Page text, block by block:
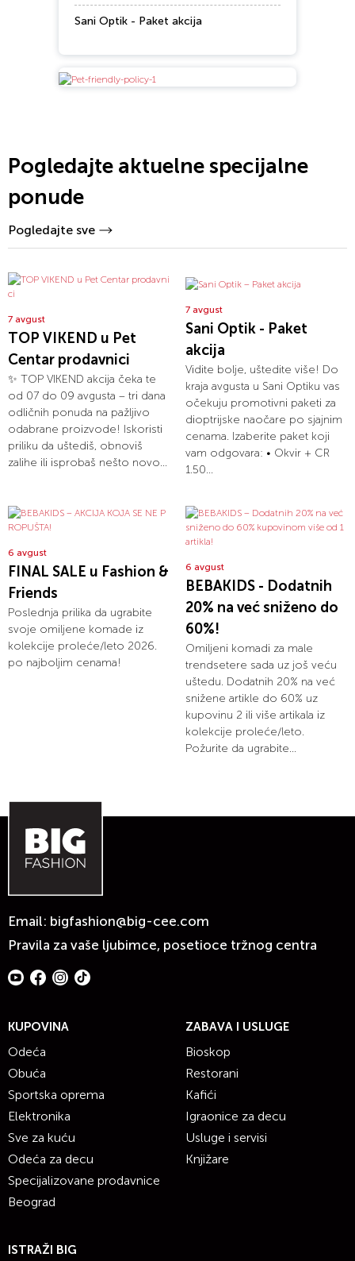
Sani Optik - Paket akcija
Pogledajte aktuelne specijalne
ponude
Pogledajte sve
7 avgust
TOP VIKEND u Pet
Centar prodavnici
✨ TOP VIKEND akcija čeka te
od 07 do 09 avgusta – tri dana
odličnih ponuda na pažljivo
odabrane proizvode! Iskoristi
priliku da uštediš, obnoviš
zalihe ili isprobaš nešto novo...
7 avgust
Sani Optik - Paket
akcija
Vidite bolje, uštedite više! Do
kraja avgusta u Sani Optiku vas
očekuju promotivni paketi za
dioptrijske naočare po sjajnim
cenama. Izaberite paket koji
vam odgovara: • Okvir + CR
1.50...
6 avgust
FINAL SALE u Fashion &
Friends
Poslednja prilika da ugrabite
svoje omiljene komade iz
kolekcije proleće/leto 2026.
po najboljim cenama!
6 avgust
BEBAKIDS - Dodatnih
20% na već sniženo do
60%!
Omiljeni komadi za male
trendsetere sada uz još veću
uštedu. Dodatnih 20% na već
snižene artikle do 60% uz
kupovinu 2 ili više artikala iz
kolekcije proleće/leto.
Požurite da ugrabite...
Email: bigfashion@big-cee.com
Pravila za vaše ljubimce, posetioce tržnog centra
KUPOVINA
Odeća
Obuća
Sportska oprema
Elektronika
Sve za kuću
Odeća za decu
Specijalizovane prodavnice
Beograd
ZABAVA I USLUGE
Bioskop
Restorani
Kafići
Igraonice za decu
Usluge i servisi
Knjižare
ISTRAŽI BIG